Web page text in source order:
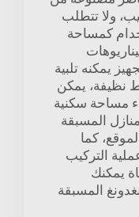
ولا تتطلب
كمساحة
يمكنه تلبية
نظيفة، يمكن
مساحة سكنية
المسبقة
كما
التركيب
يمكنك
المسبقة